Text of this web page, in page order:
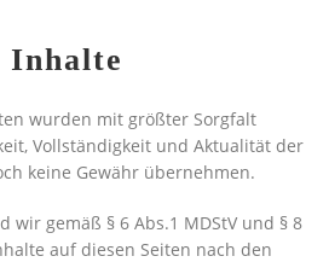
wurden mit größter Sorgfalt
Vollständigkeit und Aktualität der
keine Gewähr übernehmen.
wir gemäß § 6 Abs.1 MDStV und § 8
auf diesen Seiten nach den